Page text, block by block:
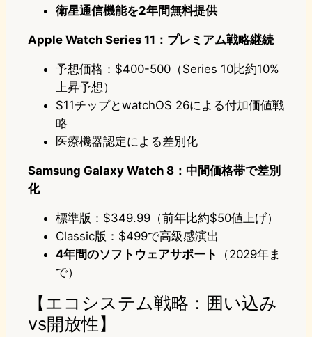
衛星通信機能を2年間無料提供
Apple Watch Series 11：プレミアム戦略継続
予想価格：$400-500（Series 10比約10%
上昇予想）
S11チップとwatchOS 26による付加価値戦
略
医療機器認定による差別化
Samsung Galaxy Watch 8：中間価格帯で差別
化
標準版：$349.99（前年比約$50値上げ）
Classic版：$499で高級感演出
4年間のソフトウェアサポート
（2029年ま
で）
【エコシステム戦略：囲い込み
vs開放性】